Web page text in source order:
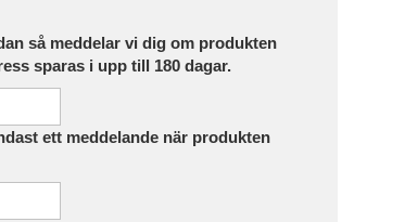
så meddelar vi dig om produkten
sparas i upp till 180 dagar.
ett meddelande när produkten